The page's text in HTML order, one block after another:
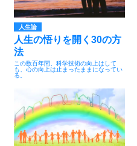
人生論
人生の悟りを開く30の方
法
この数百年間、科学技術の向上はして
も、心の向上は止まったままになってい
る。